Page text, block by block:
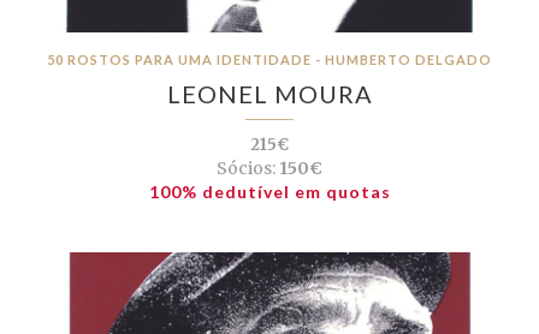
50 ROSTOS PARA UMA IDENTIDADE - HUMBERTO DELGADO
LEONEL MOURA
215€
Sócios: 150€
100% dedutível em quotas